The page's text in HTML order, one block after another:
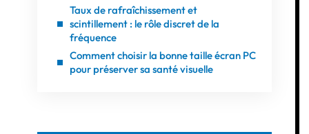
Taux de rafraîchissement et
scintillement : le rôle discret de la
fréquence
Comment choisir la bonne taille écran PC
pour préserver sa santé visuelle